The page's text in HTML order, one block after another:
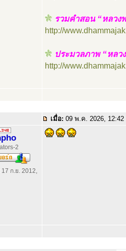
รวมคำสอน “หลวง
http://
ประมวลภาพ “หลว
http://
เมื่อ: 09 พ.ค. 2026, 12:42
2
17 ก.ย. 2012,